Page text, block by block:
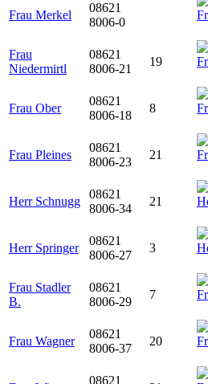
Frau Merkel
08621
8006-0
Frau
Niedermirtl
08621
8006-21
19
Frau Ober
08621
8006-18
8
Frau Pleines
08621
8006-23
21
Herr Schnugg
08621
8006-34
21
Herr Springer
08621
8006-27
3
Frau Stadler
B.
08621
8006-29
7
Frau Wagner
08621
8006-37
20
08621